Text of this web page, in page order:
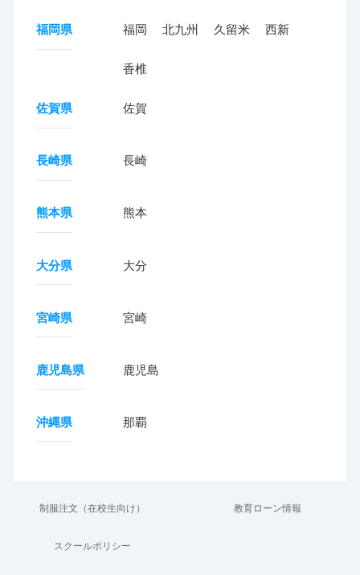
福岡県 福岡 北九州 久留米 西新
香椎
佐賀県 佐賀
長崎県 長崎
熊本県 熊本
大分県 大分
宮崎県 宮崎
鹿児島県 鹿児島
沖縄県 那覇
制服注文（在校生向け） 教育ローン情報
スクールポリシー